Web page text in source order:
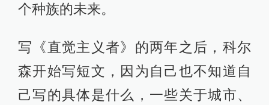
个种族的未来。
写《直觉主义者》的两年之后，科尔
森开始写短文，因为自己也不知道自
己写的具体是什么，一些关于城市、